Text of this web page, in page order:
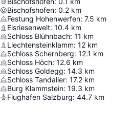
Bischofshofen: 0.2 km
Festung Hohenwerfen: 7.5 km
Eisriesenwelt: 10.4 km
Schloss Blühnbach: 11 km
Liechtensteinklamm: 12 km
Schloss Schernberg: 12.1 km
Schloss Höch: 12.6 km
Schloss Goldegg: 14.3 km
Schloss Tandalier: 17.2 km
Burg Klammstein: 19.3 km
Flughafen Salzburg: 44.7 km